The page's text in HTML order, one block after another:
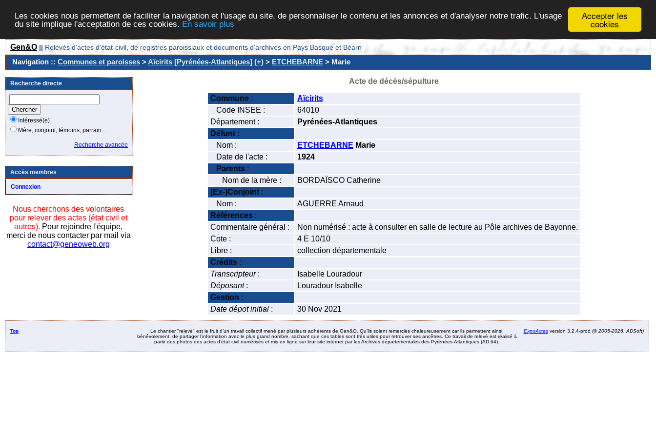
Accepter les
cookies
Les cookies nous permettent de faciliter la navigation et l'usage du site, de personnaliser le contenu et les annonces et d'analyser notre trafic. L'usage
du site implique l'acceptation de ces cookies. En savoir plus
Gen&O || Relevés d'actes d'état-civil, de registres paroissiaux et documents d'archives en Pays Basque et Béarn
Navigation :: Communes et paroisses >Aïcirits [Pyrénées-Atlantiques] (+) > ETCHEBARNE > Marie
Recherche directe
Intéressé(e)
Mère, conjoint, témoins, parrain...
Recherche avancée
Accès membres
Connexion
Nous cherchons des volontaires
pour relever des actes (état civil et
autres). Pour rejoindre l'équipe,
merci de nous contacter par mail via
contact@geneoweb.org
Acte de décès/sépulture
Commune:
Aïcirits
Code INSEE :
64010
Département :
Pyrénées-Atlantiques
Défunt:
Nom :
ETCHEBARNE Marie
Date de l'acte :
1924
Parents:
Nom de la mère :
BORDAÏSCO Catherine
(Ex-)Conjoint:
Nom :
AGUERRE Arnaud
Références:
Commentaire général :
Non numérisé : acte à consulter en salle de lecture au Pôle archives de Bayonne.
Cote :
4 E 10/10
Libre :
collection départementale
Crédits:
Transcripteur:
Isabelle Louradour
Déposant:
Louradour Isabelle
Gestion :
Date dépot initial: 30 Nov 2021
Top
Le chantier "relevé" est le fruit d’un travail collectif mené par plusieurs adhérents de Gen&O. Qu’ils soient remerciés chaleureusement car ils permettent ainsi,
bénévolement, de partager l’information avec le plus grand nombre, sachant que ces tables sont très utiles pour retrouver ses ancêtres. Ce travail de relevé est réalisé à
partir des photos des actes d’état civil numérisés et mis en ligne sur leur site internet par les Archives départementales des Pyrénées-Atlantiques (AD 64).
ExpoActesversion 3.2.4-prod (©2005-2026, ADSoft)